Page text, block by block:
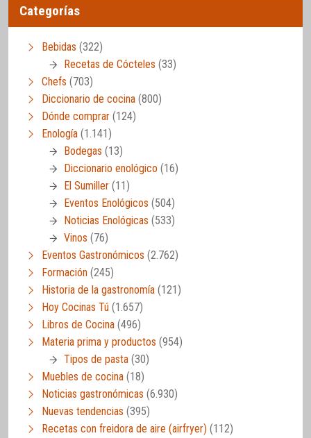
Categorías
Bebidas (322)
Recetas de Cócteles (33)
Chefs (703)
Diccionario de cocina (800)
Dónde comprar (124)
Enología (1.141)
Bodegas (13)
Diccionario enológico (16)
El Sumiller (11)
Eventos Enológicos (504)
Noticias Enológicas (533)
Vinos (76)
Eventos Gastronómicos (2.762)
Formación (245)
Historia de la gastronomía (121)
Hoy Cocinas Tú (1.657)
Libros de Cocina (496)
Materia prima y productos (954)
Tipos de pasta (30)
Muebles de cocina (18)
Noticias gastronómicas (6.930)
Nuevas tendencias (395)
Recetas con freidora de aire (airfryer) (112)